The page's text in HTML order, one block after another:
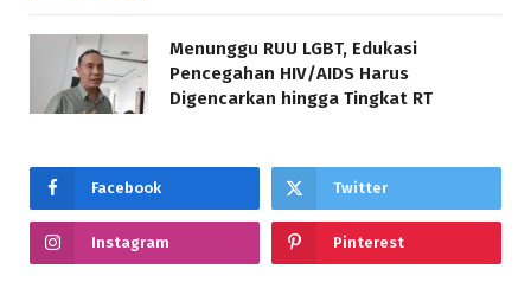
Menunggu RUU LGBT, Edukasi
Pencegahan HIV/AIDS Harus
Digencarkan hingga Tingkat RT
Facebook Twitter
Instagram Pinterest